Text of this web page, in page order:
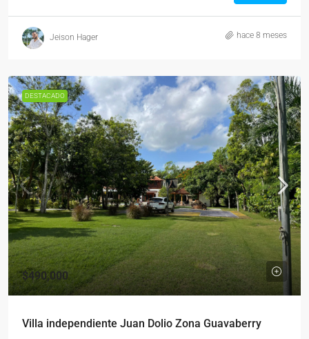
Jeison Hager hace 8 meses
DESTACADO
$490,000
Villa independiente Juan Dolio Zona Guavaberry